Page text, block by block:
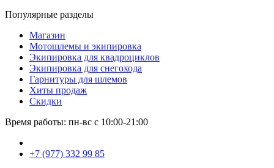
Популярные разделы
Магазин
Мотошлемы и экипировка
Экипировка для квадроциклов
Экипировка для снегохода
Гарнитуры для шлемов
Хиты продаж
Скидки
Время работы: пн-вс с 10:00-21:00
+7 (977) 332 99 85